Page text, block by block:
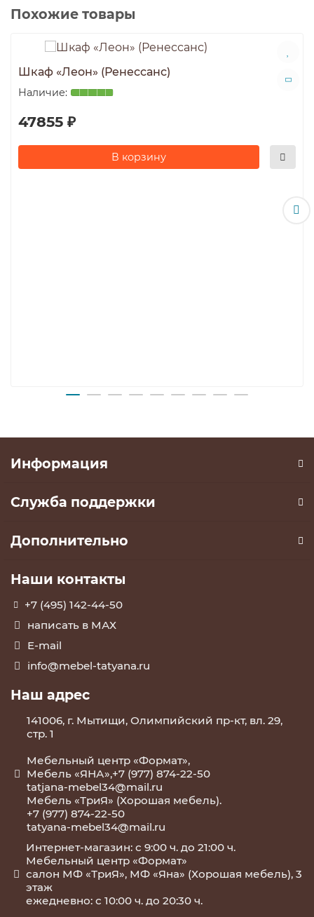
Похожие товары
Шкаф «Леон» (Ренессанс)
47855 ₽
В корзину
Информация
Служба поддержки
Дополнительно
Наши контакты
+7 (495) 142-44-50
написать в МАХ
E-mail
info@mebel-tatyana.ru
Наш адрес
141006, г. Мытищи, Олимпийский пр-кт, вл. 29,
стр. 1
Мебельный центр «Формат»,
Мебель «ЯНА»,+7 (977) 874-22-50
tatjana-mebel34@mail.ru
Мебель «ТриЯ» (Хорошая мебель).
+7 (977) 874-22-50
tatyana-mebel34@mail.ru
Интернет-магазин: с 9:00 ч. до 21:00 ч.
Мебельный центр «Формат»
салон МФ «ТриЯ», МФ «Яна» (Хорошая мебель), 3
этаж
ежедневно: с 10:00 ч. до 20:30 ч.